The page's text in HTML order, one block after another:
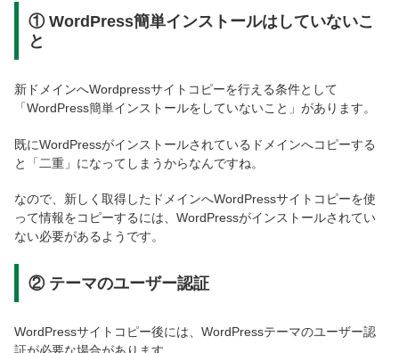
① WordPress簡単インストールはしていないこ
と
新ドメインへWordpressサイトコピーを行える条件として
「WordPress簡単インストールをしていないこと」があります。
既にWordPressがインストールされているドメインへコピーする
と「二重」になってしまうからなんですね。
なので、新しく取得したドメインへWordPressサイトコピーを使
って情報をコピーするには、WordPressがインストールされてい
ない必要があるようです。
② テーマのユーザー認証
WordPressサイトコピー後には、WordPressテーマのユーザー認